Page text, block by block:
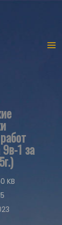
1 за
KB